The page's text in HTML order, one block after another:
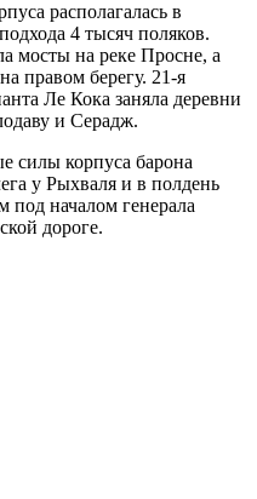
располагалась в
4 тысяч поляков.
мосты на реке Просне, а
правом берегу. 21-я
Ле Кока заняла деревни
и Серадж.
силы корпуса барона
у Рыхваля и в полдень
под началом генерала
дороге.